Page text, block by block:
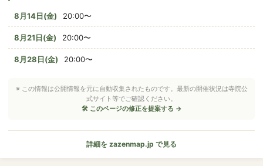
8月14日(金) 20:00〜
8月21日(金) 20:00〜
8月28日(金) 20:00〜
※ この情報は公開情報を元に自動収集されたものです。最新の開催状況は寺院公
式サイト等でご確認ください。
🛠 このページの修正を提案する →
詳細を zazenmap.jp で見る